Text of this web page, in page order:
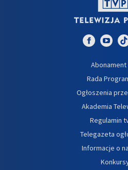
Abonament
Rada
Ogłoszenia
Akademia
Regulamin
Telegazeta
Informacje o